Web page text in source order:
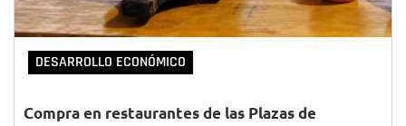
DESARROLLO ECONÓMICO
Compra en restaurantes de las Plazas de